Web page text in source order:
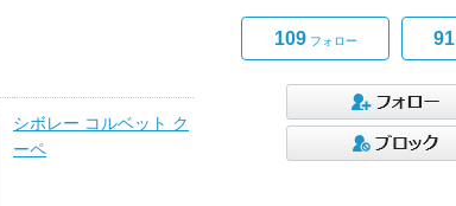
109フォロー 91
シボレー コルベット ク
ーペ